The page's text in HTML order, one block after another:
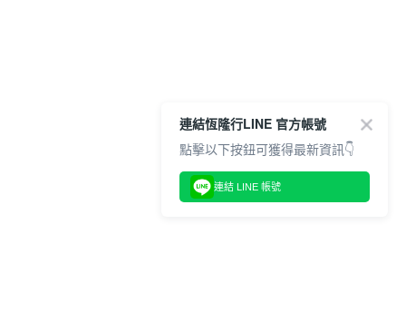
連結恆隆行LINE 官方帳號
點擊以下按鈕可獲得最新資訊👇
連結 LINE 帳號